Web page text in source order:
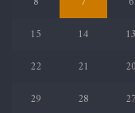
13
14
15
20
21
22
27
28
29